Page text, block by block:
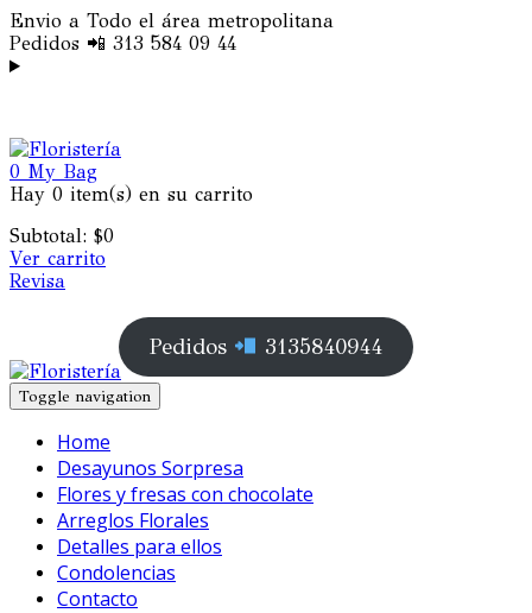
Envio a Todo el área metropolitana
Pedidos 📲 313 584 09 44
0 My Bag
Hay 0 item(s) en su carrito
Subtotal: $0
Ver carrito
Revisa
Pedidos 3135840944
Toggle navigation
Home
Desayunos Sorpresa
Flores y fresas con chocolate
Arreglos Florales
Detalles para ellos
Condolencias
Contacto